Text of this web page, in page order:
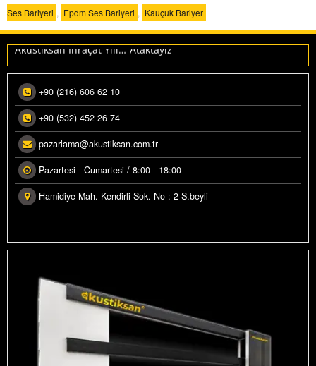
Ses Bariyeri
Epdm Ses Bariyeri Kauçuk Bariyer
Makedonya ihracatımız üretime alındı.
Akustiksan İhraçat Yılı…”Ataktayız”
+90 (216) 606 62 10
+90 (532) 452 26 74
pazarlama@akustiksan.com.tr
Pazartesi - Cumartesi / 8:00 - 18:00
Hamidiye Mah. Kendirli Sok. No : 2 S.beyli